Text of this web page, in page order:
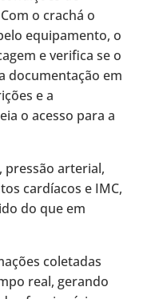
o crachá o
equipamento, o
e verifica se o
documentação em
e a
o acesso para a
pressão arterial,
cardíacos e IMC,
do que em
coletadas
real, gerando